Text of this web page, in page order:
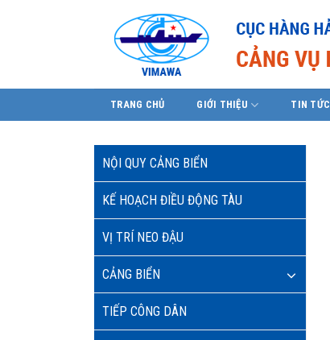
TRANG CHỦ GIỚI THIỆU TIN TỨC
NỘI QUY CẢNG BIỂN
KẾ HOẠCH ĐIỀU ĐỘNG TÀU
VỊ TRÍ NEO ĐẬU
CẢNG BIỂN
TIẾP CÔNG DÂN